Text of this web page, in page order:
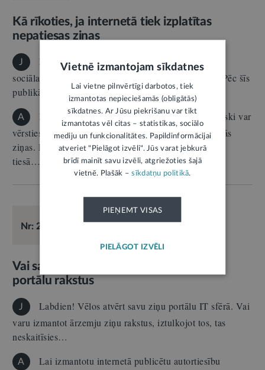
Kā rīkoties, ja internetā tiek izplatītas
nepatiesas ziņas
J
Labdien! Kā man rīkoties, ja tieku apmelota
sociālajos tīklos, ievietojot manas dzīvesvietas foto? Pēc šīs
publikācijas…
A
Pret nepatiesas informācijas izplatītājiem juridiski var
vērsties divos veidos. Varat pieprasīt atsaukt nepatiesās
ziņas. Pēc pieprasījuma nepildīšanas varat arī vērsties
tiesā…
Nr: 21914
E-KONSULTĀCIJA
18.01.2021.Īpašumtiesības
Vai savā ziņu portālā var publicēt citu
portālu rakstus
J
Labdien! Vēlos atvērt savu ziņu portālu IT sfērā. Vai
varu izmantot ārzemju ziņu rakstus, iztulkojot tos, tas
neskaitīsies…
A
Lai izmantotu internetā publicētu autortiesību
Vietnē izmantojam sīkdatnes
Lai vietne pilnvērtīgi darbotos, tiek
izmantotas nepieciešamās (obligātās)
sīkdatnes. Ar Jūsu piekrišanu var tikt
izmantotas vēl citas – statistikas, sociālo
mediju un funkcionalitātes. Papildinformācijai
atveriet "Pielāgot izvēli". Jūs varat jebkurā
brīdī mainīt savu izvēli, atgriežoties šajā
vietnē. Plašāk –sīkdatņu politikā.
PIEŅEMT VISAS
PIELĀGOT IZVĒLI